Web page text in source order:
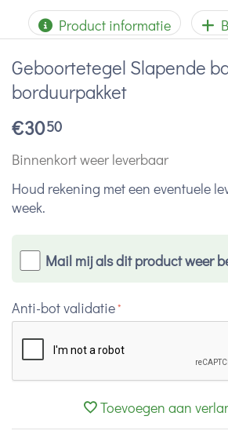
Product informatie
Geboortetegel Slapende
borduurpakket
€3050
Binnenkort weer leverbaar
Houd rekening met een eventuele
week.
Mail mij als dit product weer
Anti-bot validatie
Toevoegen aan